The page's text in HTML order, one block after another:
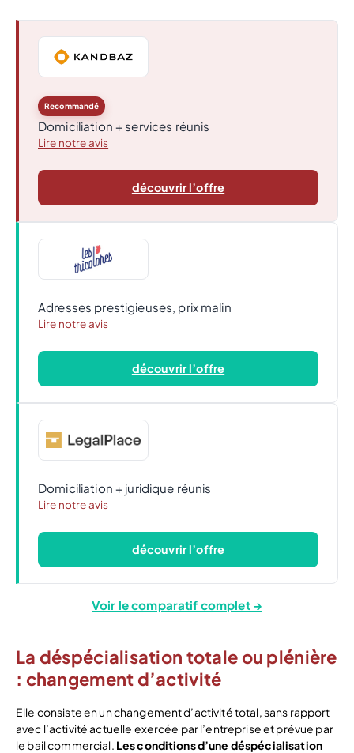
Recommandé
Domiciliation + services réunis
Lire notre avis
découvrir l’offre
Adresses prestigieuses, prix malin
Lire notre avis
découvrir l’offre
Domiciliation + juridique réunis
Lire notre avis
découvrir l’offre
Voir le comparatif complet →
La déspécialisation totale ou plénière
: changement d’activité
Elle consiste en un changement d’activité total, sans rapport
avec l’activité actuelle exercée par l’entreprise et prévue par
le bail commercial. Les conditions d’une déspécialisation